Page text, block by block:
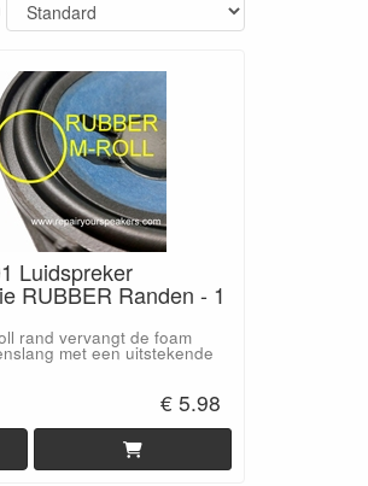
Luidspreker
RUBBER Randen - 1
rand vervangt de foam
met een uitstekende
€ 5.98